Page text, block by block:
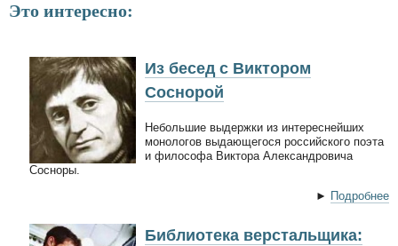
Это интересно:
Из бесед с Виктором
Соснорой
Небольшие выдержки из интереснейших
монологов выдающегося российского поэта
и философа Виктора Александровича
Сосноры.
► Подробнее
Библиотека верстальщика: